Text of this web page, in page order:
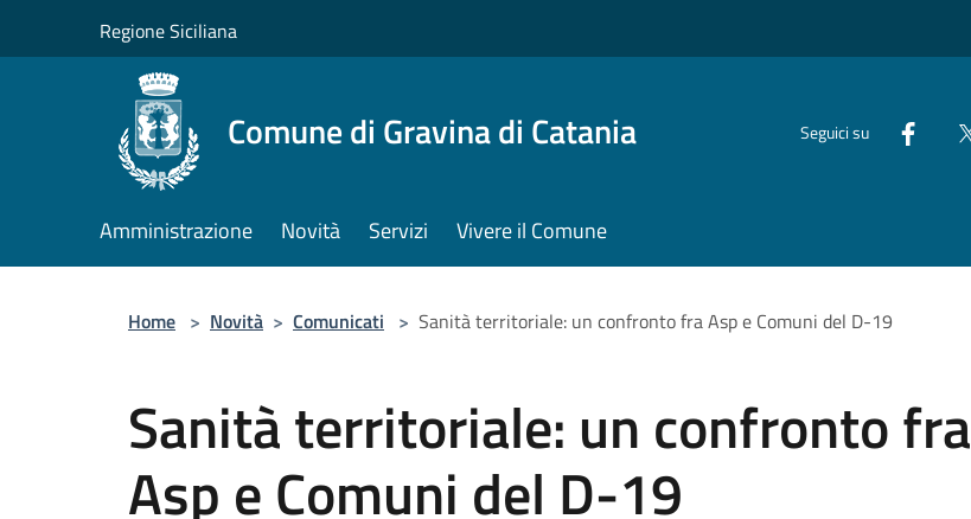
Regione Siciliana
Comune di Gravina di Catania Seguici su
Amministrazione Novità Servizi Vivere il Comune
Home > Novità > Comunicati > Sanità territoriale: un confronto fra Asp e Comuni del D-19
Sanità territoriale: un confronto fra
Asp e Comuni del D-19